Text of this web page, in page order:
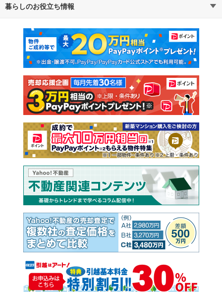
通勤・通学時間から探す
不動産・住宅
新築マンション 中古マンション
新築一戸建て 中古一戸建て
注文住宅 土地
売却査定
暮らしのお役立ち情報
マンションカタログ 教えて！住まいの先生